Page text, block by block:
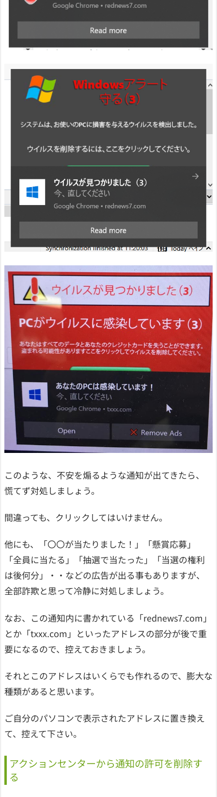
このような、不安を煽るような通知が出てきたら、
慌てず対処しましょう。
間違っても、クリックしてはいけません。
他にも、「〇〇が当たりました！」「懸賞応募」
「全員に当たる」「抽選で当たった」「当選の権利
は後何分」・・などの広告が出る事もありますが、
全部詐欺と思って冷静に対処しましょう。
なお、この通知内に書かれている「rednews7.com」
とか「txxx.com」といったアドレスの部分が後で重
要になるので、控えておきましょう。
それとこのアドレスはいくらでも作れるので、膨大な
種類があると思います。
ご自分のパソコンで表示されたアドレスに置き換え
て、控えて下さい。
アクションセンターから通知の許可を削除す
る